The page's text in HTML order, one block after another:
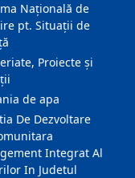
Națională de
pt. Situații de
Proiecte și
de apa
De Dezvoltare
Integrat Al
In Judetul